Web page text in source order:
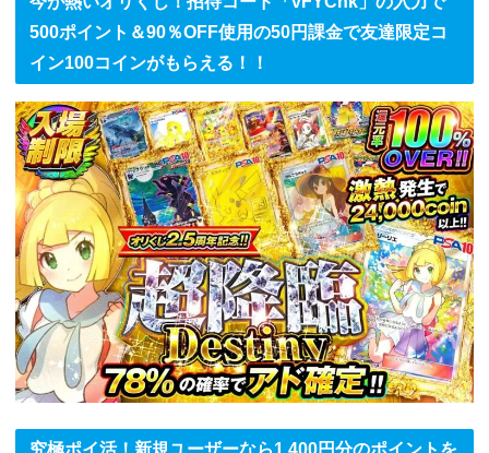
500ポイント＆90％OFF使用の50円課金で友達限定コ
イン100コインがもらえる！！
究極ポイ活！新規ユーザーなら1,400円分のポイントを